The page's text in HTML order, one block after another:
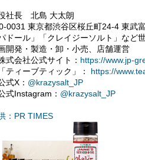
社長 北島 大太朗
0031 東京都渋谷区桜丘町24-4 東武
ドール」「クレイジーソルト」など
開発・製造・卸・小売、店舗運営
式会社公式サイト： https://www.jp-
ティーブティック」：
https://
式X： @krazysalt_JP
式Instagram： @krazysalt_JP
：PR TIMES